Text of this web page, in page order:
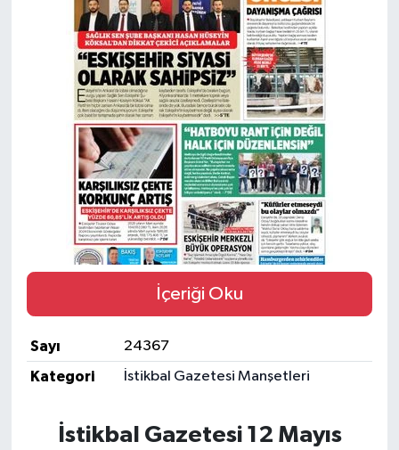
İçeriği Oku
Sayı
24367
Kategori
İstikbal Gazetesi Manşetleri
İstikbal Gazetesi 12 Mayıs
Yaşam
Resmi ilanlar